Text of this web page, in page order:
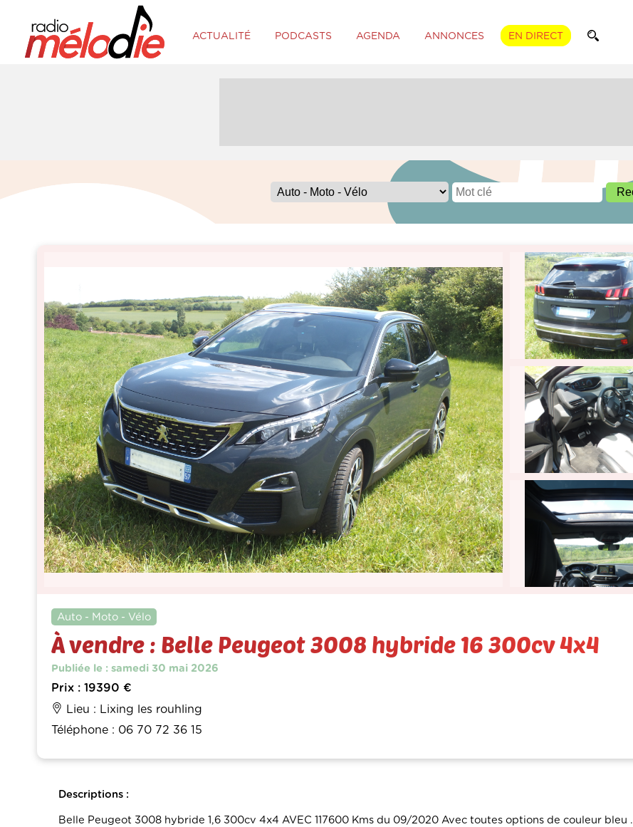
ACTUALITÉ PODCASTS AGENDA ANNONCES EN DIRECT
Auto - Moto - Vélo
À vendre : Belle Peugeot 3008 hybride 16 300cv 4x4
Publiée le : samedi 30 mai 2026
Prix : 19390 €
Lieu : Lixing les rouhling
Téléphone : 06 70 72 36 15
Descriptions :
Belle Peugeot 3008 hybride 1,6 300cv 4x4 AVEC 117600 Kms du 09/2020 Avec toutes options de couleur bleu .